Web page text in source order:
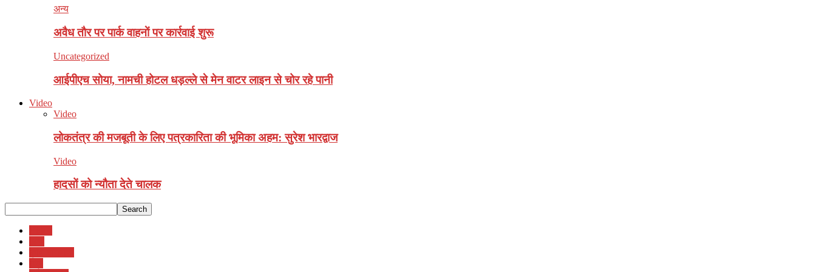
अन्य
अवैध ताैर पर पार्क वाहनाें पर कार्रवाई शुरू
Uncategorized
आईपीएच सोया, नामची होटल धड़ल्ले से मेन वाटर लाइन से चोर रहे पानी
Video
Video
लोकतंत्र की मजबूती के लिए पत्रकारिता की भूमिका अहम: सुरेश भारद्वाज
Video
हादसों को न्यौता देते चालक